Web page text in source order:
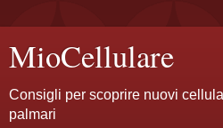
MioCellulare
Consigli per scoprire nuovi
palmari